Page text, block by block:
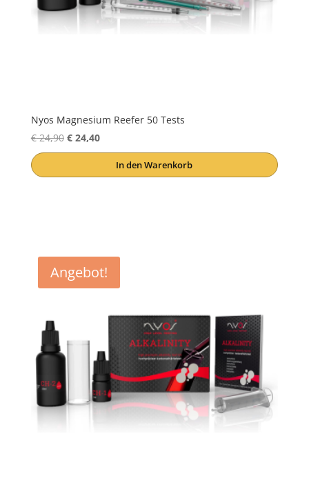
Nyos Magnesium Reefer 50 Tests
€24,90 Ursprünglicher
Preis
€24,40Aktueller
Preis
In den Warenkorb
Angebot!